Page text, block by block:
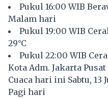
Pukul 16:00 WIB
Malam hari
Pukul 19:00 WIB
29°C
Pukul 22:00 WIB
Kota Adm. Jakarta Pusat
Cuaca hari ini Sabtu, 13
Pagi hari